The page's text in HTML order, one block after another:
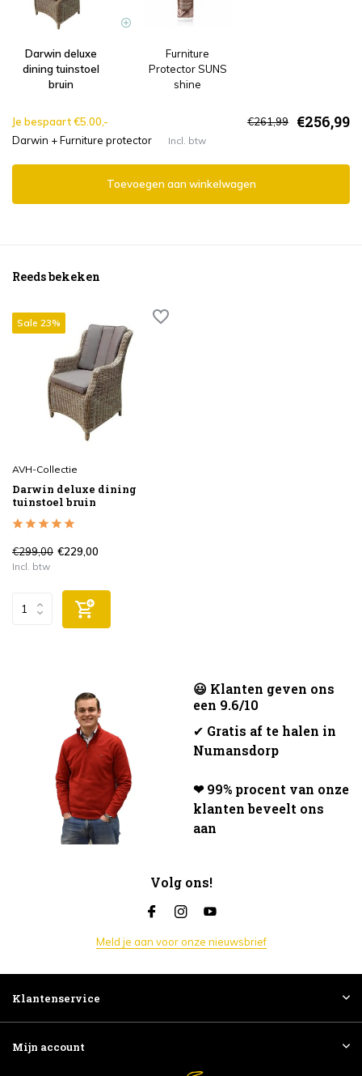
Darwin deluxe
dining tuinstoel
bruin
Furniture
Protector SUNS
shine
Je bespaart €5.00,- €261,99 €256,99
Darwin + Furniture protector Incl. btw
Toevoegen aan winkelwagen
Reeds bekeken
Sale 23%
AVH-Collectie
Darwin deluxe dining
tuinstoel bruin
€299,00 €229,00
Incl. btw
😃 Klanten geven ons
een 9.6/10
✔ Gratis af te halen in
Numansdorp
❤ 99% procent van onze
klanten beveelt ons
aan
Volg ons!
Meld je aan voor onze nieuwsbrief
Klantenservice
Mijn account